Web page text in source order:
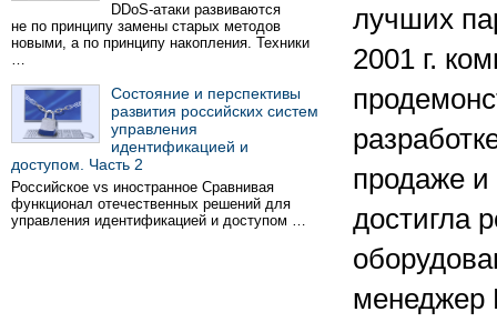
DDoS-атаки развиваются
не по принципу замены старых методов
новыми, а по принципу накопления. Техники
…
Состояние и перспективы
развития российских систем
управления
идентификацией и
доступом. Часть 2
Российское vs иностранное Сравнивая
функционал отечественных решений для
управления идентификацией и доступом …
лучших
2001 г.
продаже и
достигла
менеджер